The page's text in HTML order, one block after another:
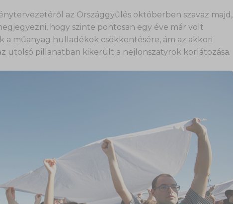
az Országgyűlés októberben szavaz majd,
hogy szinte pontosan egy éve már volt
a műanyag hulladékok csökkentésére, ám az akkori
utolsó pillanatban kikerült a nejlonszatyrok korlátozása.